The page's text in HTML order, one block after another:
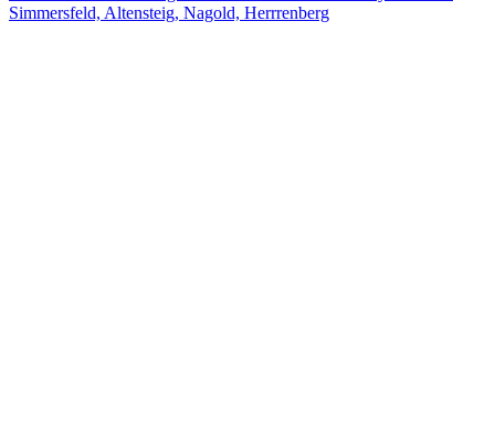
Simmersfeld, Altensteig, Nagold, Herrrenberg